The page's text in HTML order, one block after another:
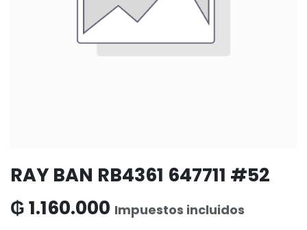
RAY BAN RB4361 647711 #52
₲1.160.000 Impuestos incluidos